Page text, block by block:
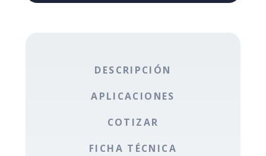
DESCRIPCIÓN
APLICACIONES
COTIZAR
FICHA TÉCNICA